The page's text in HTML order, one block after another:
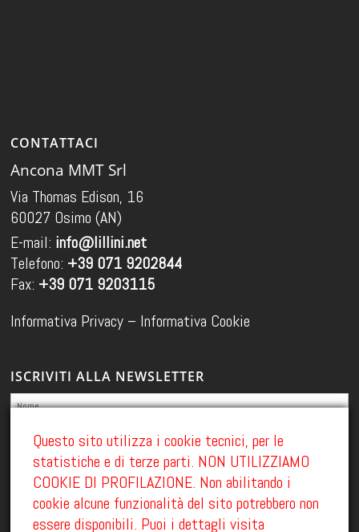
CONTATTACI
Ancona MMT Srl
Via Thomas Edison, 16
60027 Osimo (AN)
E-mail: info@lillini.net
Telefono: +39 071 9202844
Fax: +39 071 9203115
Informativa Privacy – Informativa Cookie
ISCRIVITI ALLA NEWSLETTER
Ho preso visione dell'informativa sulla Privacy GDPR 679/2016 e acconsento al
trattamento dei dati personali ai fini di marketing
Questo sito utilizza i cookie tecnici, per le
statistiche e di terze parti. NON UTILIZZIAMO
COOKIE DI PROFILAZIONE. Non abilitando i
cookie alcune funzionalità del sito potrebbero non
essere disponibili. Puoi i dettagli visita